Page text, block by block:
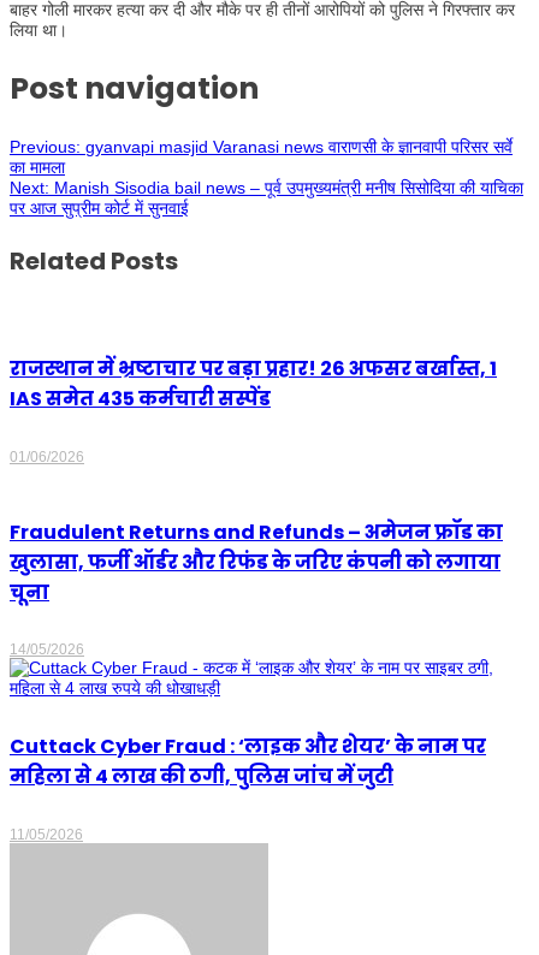
बाहर गोली मारकर हत्या कर दी और मौके पर ही तीनों आरोपियों को पुलिस ने गिरफ्तार कर
लिया था।
Post navigation
Previous: gyanvapi masjid Varanasi news वाराणसी के ज्ञानवापी परिसर सर्वे
का मामला
Next: Manish Sisodia bail news – पूर्व उपमुख्यमंत्री मनीष सिसोदिया की याचिका
पर आज सुप्रीम कोर्ट में सुनवाई
Related Posts
राजस्थान में भ्रष्टाचार पर बड़ा प्रहार! 26 अफसर बर्खास्त, 1
IAS समेत 435 कर्मचारी सस्पेंड
01/06/2026
Fraudulent Returns and Refunds – अमेजन फ्रॉड का
खुलासा, फर्जी ऑर्डर और रिफंड के जरिए कंपनी को लगाया
चूना
14/05/2026
Cuttack Cyber Fraud : ‘लाइक और शेयर’ के नाम पर
महिला से 4 लाख की ठगी, पुलिस जांच में जुटी
11/05/2026